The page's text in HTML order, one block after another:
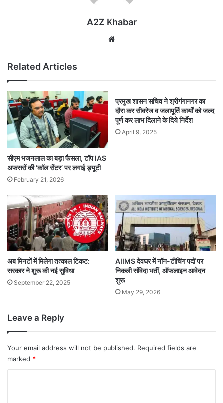
A2Z Khabar
Related Articles
सीएम भजनलाल का बड़ा फैसला, टॉप IAS
अफसरों की ‘कॉल सेंटर’ पर लगाई ड्यूटी
February 21, 2026
प्रमुख शासन सचिव ने श्रीगंगानगर का
दौरा कर सीवरेज व जलापूर्ति कार्यों को जल्द
पूर्ण कर लाभ दिलाने के दिये निर्देश
April 9, 2025
अब मिनटों में मिलेगा तत्काल टिकट:
सरकार ने शुरू की नई सुविधा
September 22, 2025
AIIMS देवघर में नॉन-टीचिंग पदों पर
निकली संविदा भर्ती, ऑफलाइन आवेदन
शुरू
May 29, 2026
Leave a Reply
Your email address will not be published. Required fields are
marked *